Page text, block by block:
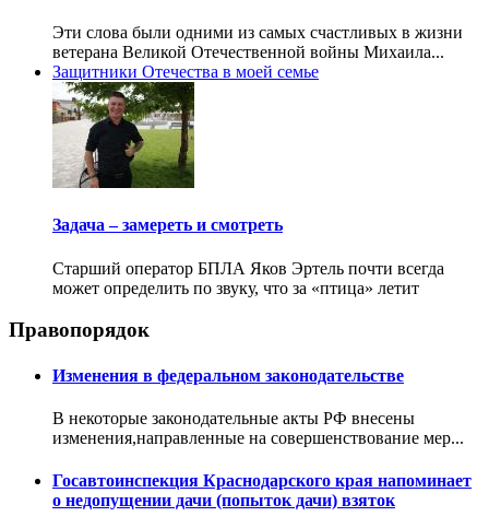
Эти слова были одними из самых счастливых в жизни
ветерана Великой Отечественной войны Михаила...
Защитники Отечества в моей семье
Задача – замереть и смотреть
Старший оператор БПЛА Яков Эртель почти всегда
может определить по звуку, что за «птица» летит
Правопорядок
Изменения в федеральном законодательстве
В некоторые законодательные акты РФ внесены
изменения,направленные на совершенствование мер...
Госавтоинспекция Краснодарского края напоминает
о недопущении дачи (попыток дачи) взяток